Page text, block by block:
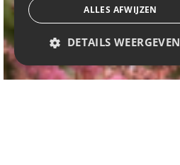
ALLES AFWIJZEN
DETAILS WEERGEVEN